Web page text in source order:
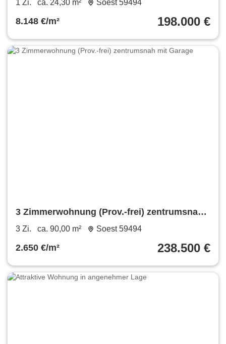
1 Zi. ca. 24,30 m² Soest 59494
8.148 €/m² 198.000 €
3 Zimmerwohnung (Prov.-frei) zentrumsnah
mit Garage
3 Zi. ca. 90,00 m² Soest 59494
2.650 €/m² 238.500 €